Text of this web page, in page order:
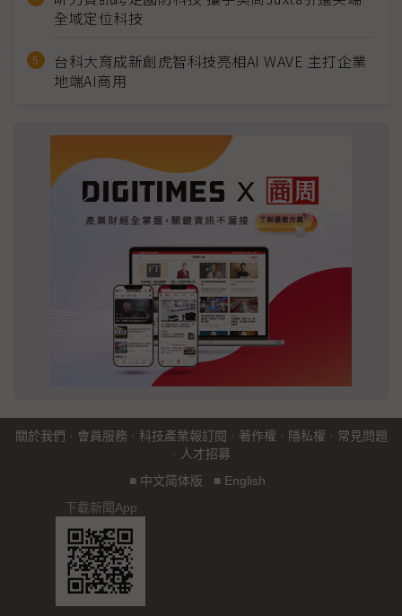
全域定位科技
台科大育成新創虎智科技亮相AI WAVE 主打企業
地端AI商用
關於我們 · 會員服務 · 科技產業報訂閱 · 著作權 · 隱私權 · 常見問題
· 人才招募
■ 中文简体版 ■ English
下載新聞App